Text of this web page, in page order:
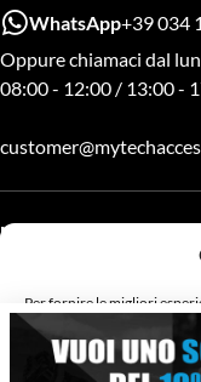
Per fornire le migliori
memorizzare e/o accedere
queste tecnologie ci
navigazione o ID unici su
WhatsApp+39 034
Oppure chiamaci dal
08:00 - 12:00 / 13:00 -
LINK UTILI
Privacy, cookies e